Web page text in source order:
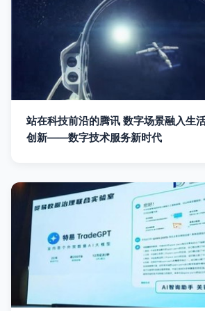
站在科技前沿的腾讯 数字场景融入生
创新——数字技术服务新时代